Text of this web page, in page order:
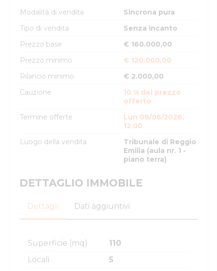
Modalità di vendita
Sincrona pura
Tipo di vendita
Senza incanto
Prezzo base
€ 160.000,00
Prezzo minimo
€ 120.000,00
Rilancio minimo
€ 2.000,00
Cauzione
10 % del prezzo
offerto
Termine offerte
Lun 08/06/2026,
12:00
Luogo della vendita
Tribunale di Reggio
Emilia (aula nr. 1 -
piano terra)
DETTAGLIO IMMOBILE
Dettagli Dati aggiuntivi
Superficie (mq)
110
Locali
5